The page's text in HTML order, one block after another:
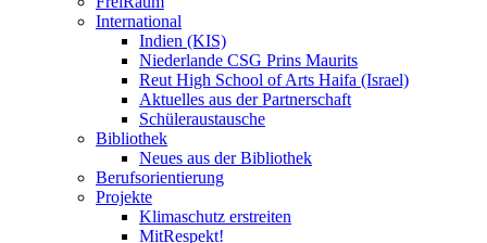
International
Indien (KIS)
Niederlande CSG Prins Maurits
Reut High School of Arts Haifa (Israel)
Aktuelles aus der Partnerschaft
Schüleraustausche
Bibliothek
Neues aus der Bibliothek
Berufsorientierung
Projekte
Klimaschutz erstreiten
MitRespekt!